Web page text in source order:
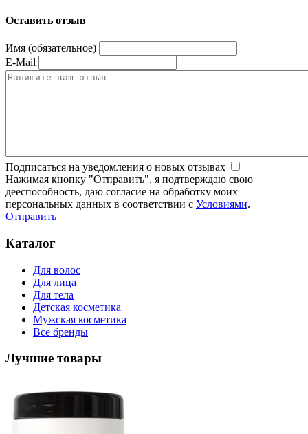
Оставить отзыв
Имя (обязательное)
E-Mail
Подписаться на уведомления о новых отзывах
Нажимая кнопку "Отправить", я подтверждаю свою
дееспособность, даю согласие на обработку моих
персональных данных в соответствии с Условиями.
Отправить
Каталог
Для волос
Для лица
Для тела
Детская косметика
Мужская косметика
Все бренды
Лучшие товары